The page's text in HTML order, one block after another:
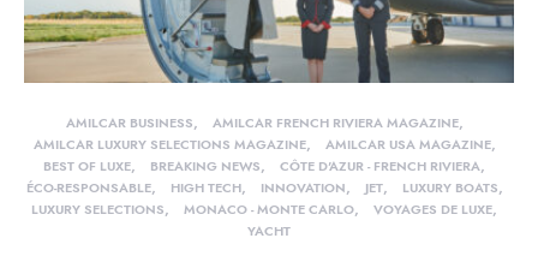
AMILCAR BUSINESS
AMILCAR FRENCH RIVIERA MAGAZINE
AMILCAR LUXURY SELECTIONS MAGAZINE
AMILCAR USA MAGAZINE
BEST OF LUXE
BREAKING NEWS
CÔTE D'AZUR - FRENCH RIVIERA
ÉCO-RESPONSABLE
HIGH TECH INNOVATION JET
LUXURY BOATS
LUXURY SELECTIONS
MONACO - MONTE CARLO
VOYAGES DE LUXE
YACHT